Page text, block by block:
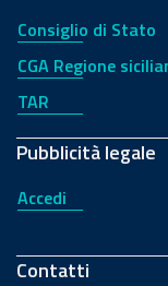
Consiglio di Stato
CGA Regione
TAR
Pubblicità legale
Accedi
Contatti